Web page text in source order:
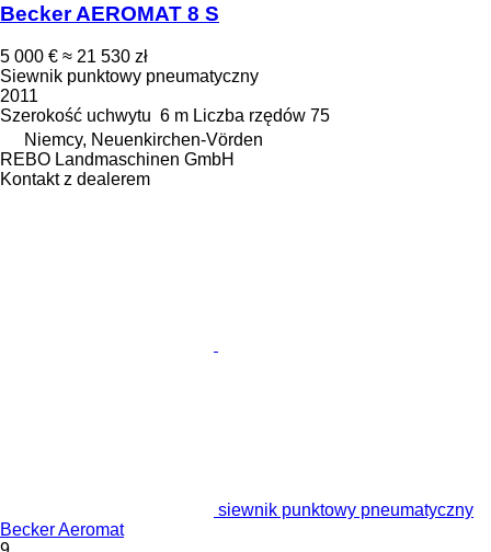
Becker AEROMAT 8 S
5 000 € ≈ 21 530 zł
Siewnik punktowy pneumatyczny
2011
Szerokość uchwytu 6 m Liczba rzędów 75
Niemcy, Neuenkirchen-Vörden
REBO Landmaschinen GmbH
Kontakt z dealerem
siewnik punktowy pneumatyczny
Becker Aeromat